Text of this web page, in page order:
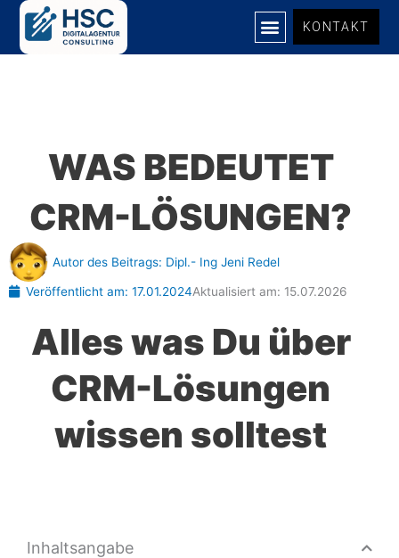
Zum
springen
KONTAKT
WAS BEDEUTET
CRM-LÖSUNGEN?
Autor des Beitrags: Dipl.- Ing Jeni Redel
Veröffentlicht am: 17.01.2024Aktualisiert am: 15.07.2026
Alles was Du über
CRM-Lösungen
wissen solltest
Inhaltsangabe